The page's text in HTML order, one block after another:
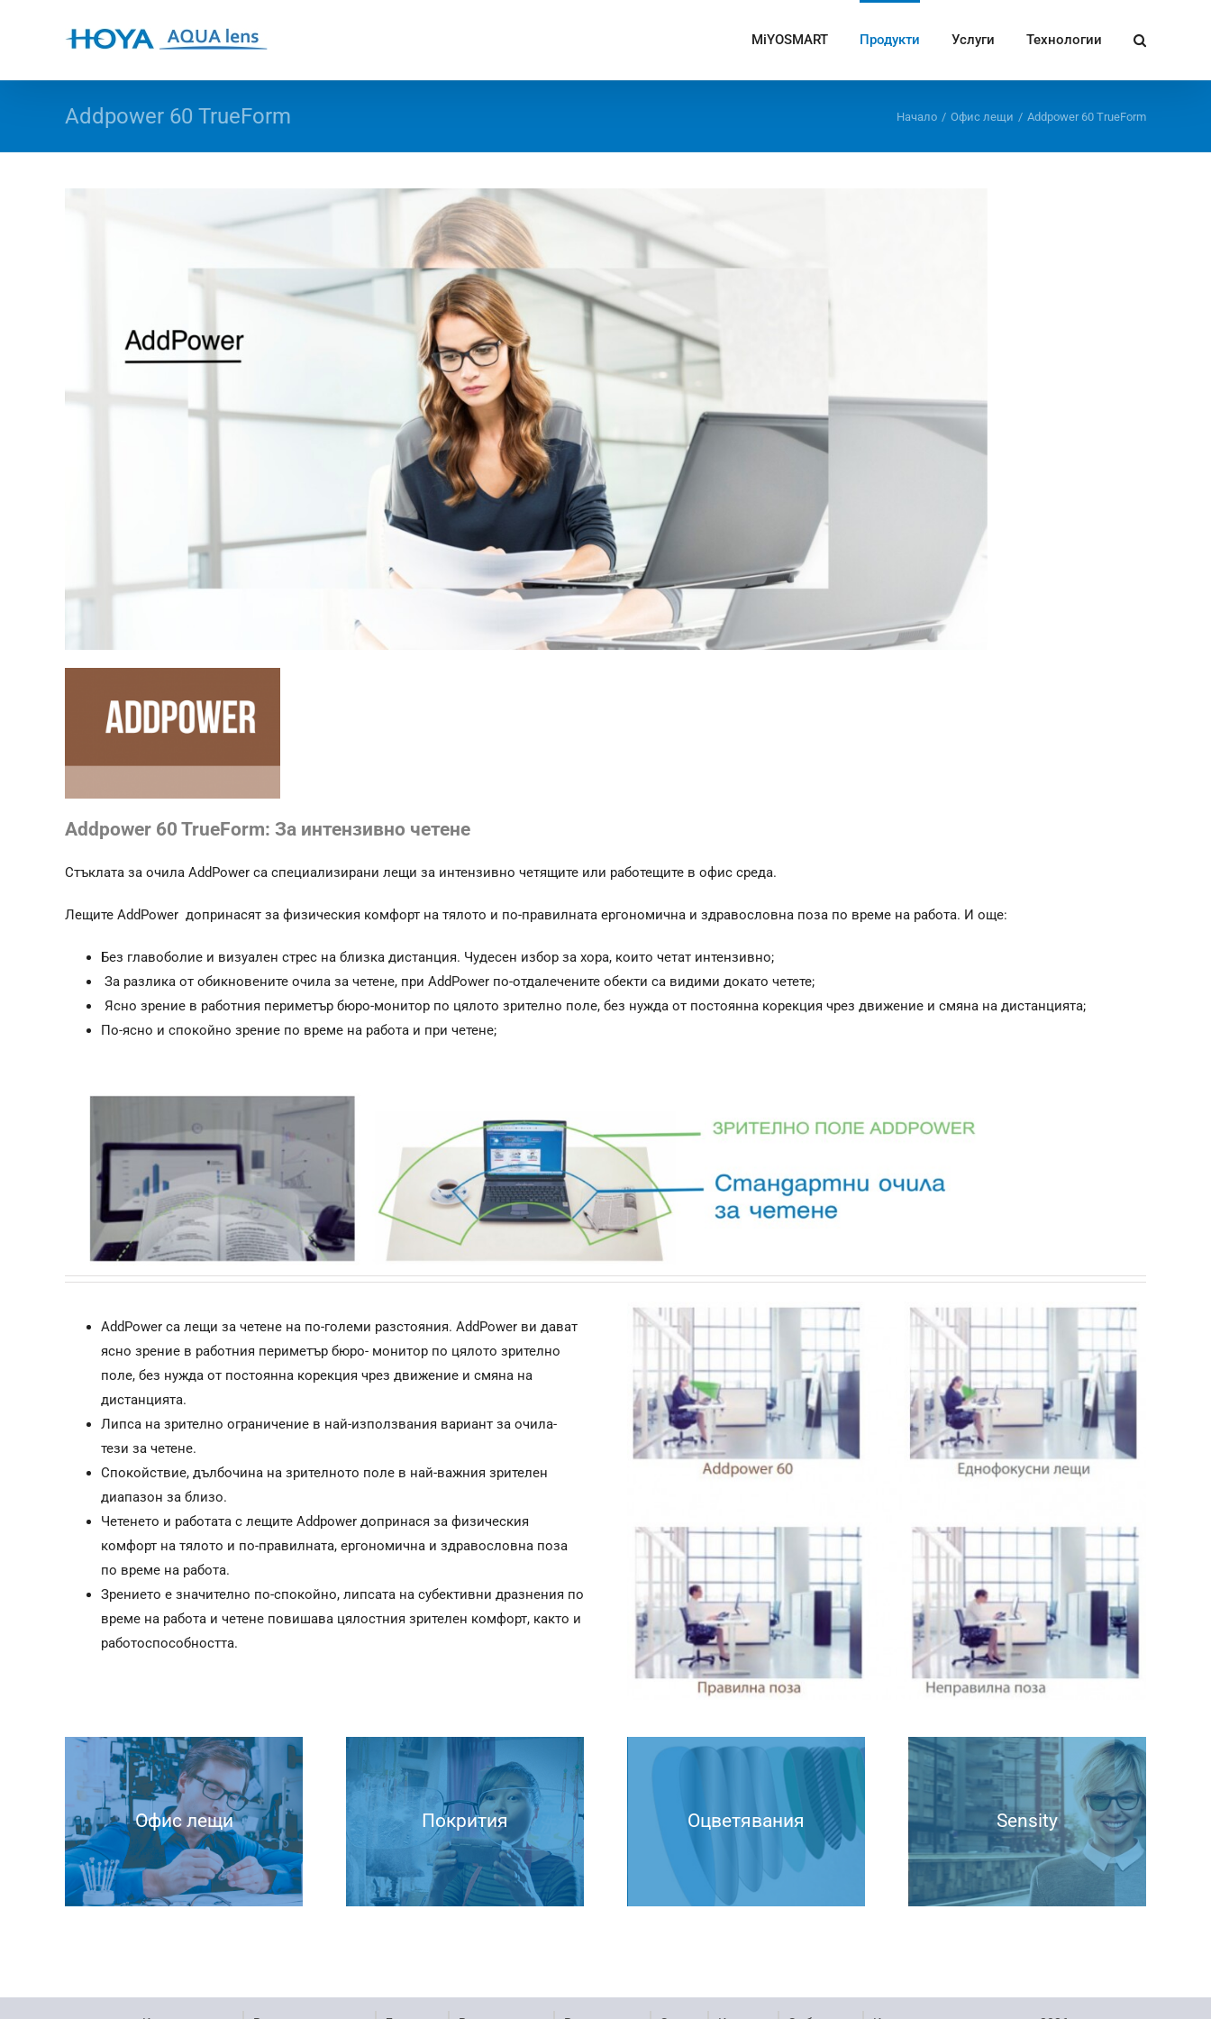
MiYOSMART Продукти Услуги Технологии
Addpower 60 TrueForm Начало / Офис лещи / Addpower 60 TrueForm
Addpower 60 TrueForm: За интензивно четене
Стъклата за очила AddPower са специализирани лещи за интензивно четящите или работещите в офис среда.
Лещите AddPower допринасят за физическия комфорт на тялото и по-правилната ергономична и здравословна поза по време на работа. И още:
Без главоболие и визуален стрес на близка дистанция. Чудесен избор за хора, които четат интензивно;
За разлика от обикновените очила за четене, при AddPower по-отдалечените обекти са видими докато четете;
Ясно зрение в работния периметър бюро-монитор по цялото зрително поле, без нужда от постоянна корекция чрез движение и смяна на дистанцията;
По-ясно и спокойно зрение по време на работа и при четене;
AddPower са лещи за четене на по-големи разстояния. AddPower ви дават
ясно зрение в работния периметър бюро- монитор по цялото зрително
поле, без нужда от постоянна корекция чрез движение и смяна на
дистанцията.
Липса на зрително ограничение в най-използвания вариант за очила-
тези за четене.
Спокойствие, дълбочина на зрителното поле в най-важния зрителен
диапазон за близо.
Четенето и работата с лещите Addpower допринася за физическия
комфорт на тялото и по-правилната, ергономична и здравословна поза
по време на работа.
Зрението е значително по-спокойно, липсата на субективни дразнения по
време на работа и четене повишава цялостния зрителен комфорт, както и
работоспособността.
Офис лещи Покрития Оцветявания Sensity